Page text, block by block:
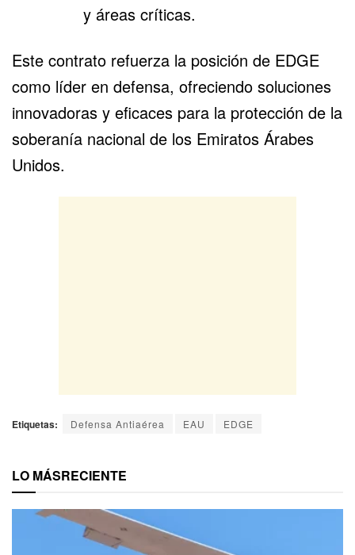
y áreas críticas.
Este contrato refuerza la posición de EDGE
como líder en defensa, ofreciendo soluciones
innovadoras y eficaces para la protección de la
soberanía nacional de los Emiratos Árabes
Unidos.
Etiquetas: Defensa Antiaérea EAU EDGE
LO MÁSRECIENTE